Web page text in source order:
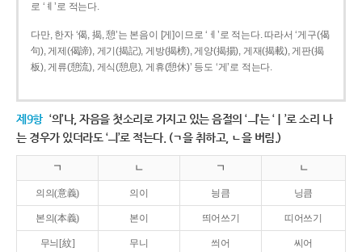
로 ‘ㅖ’로 적는다.
다만, 한자 ‘偈, 揭, 憩’는 본음이 [게]이므로 ‘ㅔ’로 적는다. 따라서 ‘게구(偈
句), 게제(偈諦), 게기(揭記), 게방(揭榜), 게양(揭揚), 게재(揭載), 게판(揭
板), 게류(憩流), 게식(憩息), 게휴(憩休)’ 등도 ‘게’로 적는다.
제9항 ‘의’나, 자음을 첫소리로 가지고 있는 음절의 ‘ㅢ’는 ‘ㅣ’로 소리 나
는 경우가 있더라도 ‘ㅢ’로 적는다. (ㄱ을 취하고, ㄴ을 버림.)
ㄱ ㄴ ㄱ ㄴ
의의(意義) 의이 닁큼 닝큼
본의(本義) 본이 띄어쓰기 띠어쓰기
무늬[紋] 무니 씌어 씨어